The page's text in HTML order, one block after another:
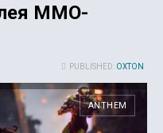
MMO-
PUBLISHED: OXTON
ANTHEM